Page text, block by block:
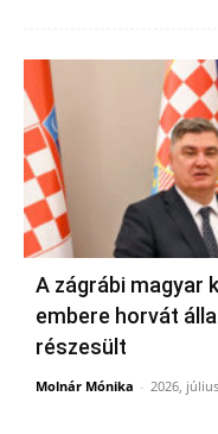
A zágrábi magyar
embere horvát
részesült
Molnár Mónika - 2026,